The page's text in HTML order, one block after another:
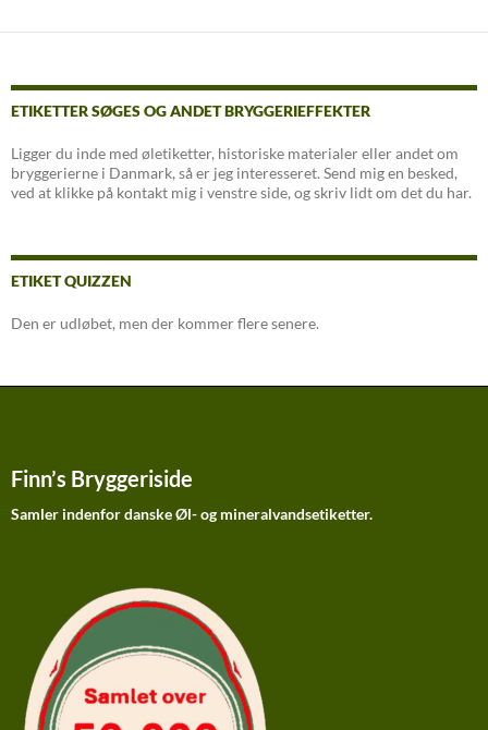
ETIKETTER SØGES OG ANDET BRYGGERIEFFEKTER
Ligger du inde med øletiketter, historiske materialer eller andet om
bryggerierne i Danmark, så er jeg interesseret. Send mig en besked,
ved at klikke på kontakt mig i venstre side, og skriv lidt om det du har.
ETIKET QUIZZEN
Den er udløbet, men der kommer flere senere.
Finn’s Bryggeriside
Samler indenfor danske Øl- og mineralvandsetiketter.